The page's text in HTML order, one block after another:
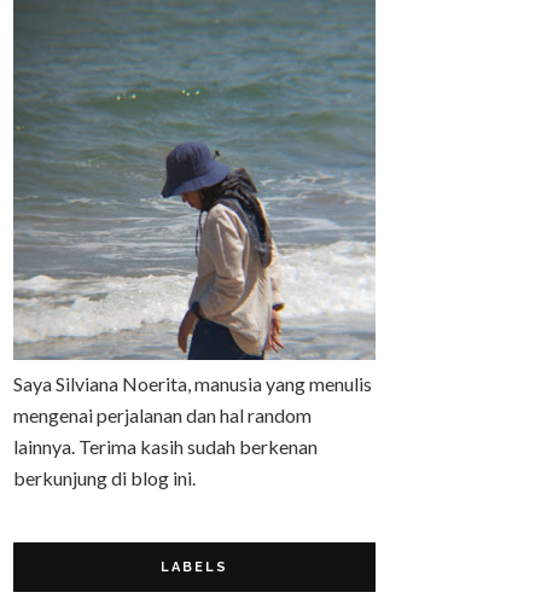
Saya Silviana Noerita, manusia yang menulis
mengenai perjalanan dan hal random
lainnya. Terima kasih sudah berkenan
berkunjung di blog ini.
LABELS